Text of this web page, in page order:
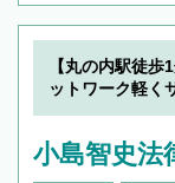
【丸の内駅徒
ットワーク軽く
小島智史法